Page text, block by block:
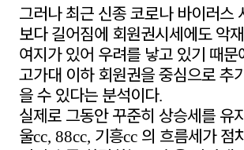
그러나 최근 신종 코로나 바이러스
보다 길어짐에 회원권시세에도 악
여지가 있어 우려를 낳고 있기 때문
고가대 이하 회원권을 중심으로 추
을 수 있다는 분석이다.
실제로 그동안 꾸준히 상승세를 유
울cc, 88cc, 기흥cc 의 흐름세가 점